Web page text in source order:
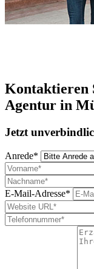
Kontaktieren
Agentur in
Jetzt
Anrede*
E-Mail-Adresse*